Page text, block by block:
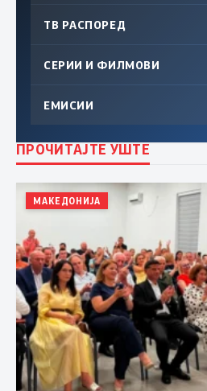
ТВ РАСПОРЕД
СЕРИИ И ФИЛМОВИ
ЕМИСИИ
ПРОЧИТАЈТЕ УШТЕ
МАКЕДОНИЈА